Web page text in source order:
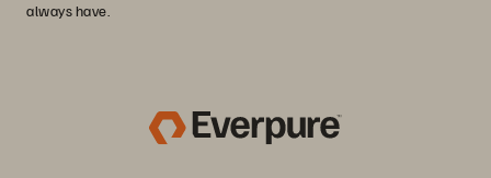
always have.